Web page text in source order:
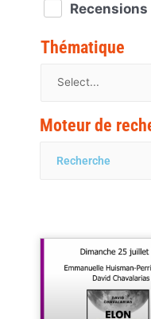
Recensions
Thématique
Moteur de